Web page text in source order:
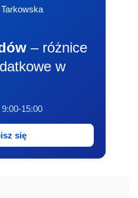
Tarkowska
– różnice
w
15:00
się